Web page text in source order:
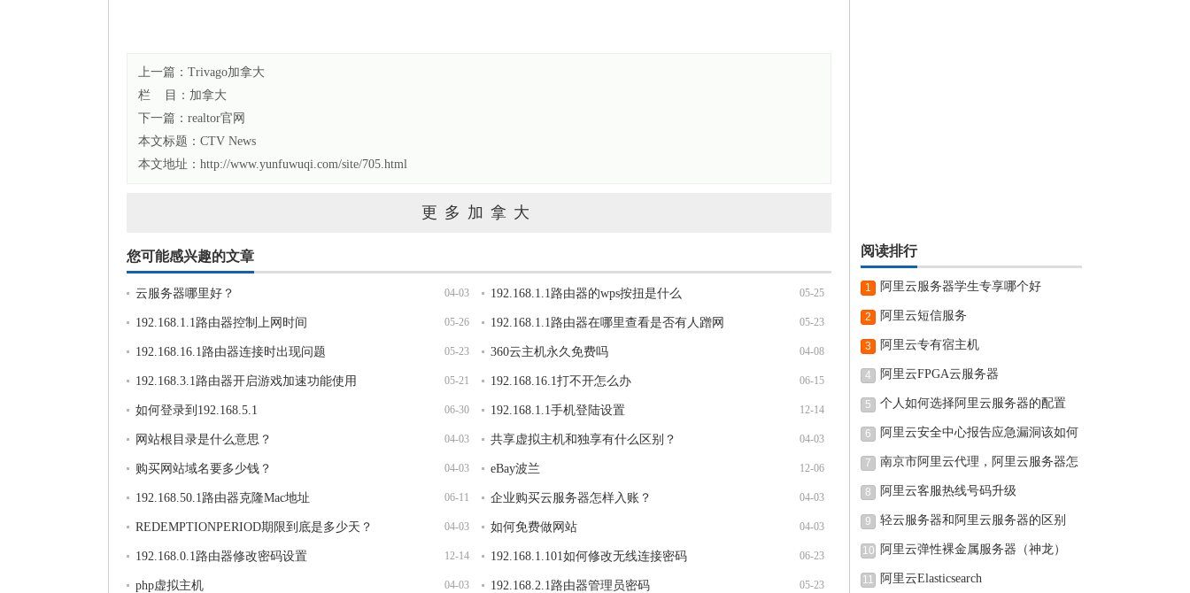
上一篇： Trivago加拿大
栏 目： 加拿大
下一篇： realtor官网
本文标题： CTV News
本文地址：http://www.yunfuwuqi.com/site/705.html
更多加拿大
您可能感兴趣的文章
04-03
云服务器哪里好？ 05-25
192.168.1.1路由器的wps按扭是什么
05-26
192.168.1.1路由器控制上网时间 05-23
192.168.1.1路由器在哪里查看是否有人蹭网
05-23
192.168.16.1路由器连接时出现问题 04-08
360云主机永久免费吗
05-21
192.168.3.1路由器开启游戏加速功能使用 06-15
192.168.16.1打不开怎么办
06-30
如何登录到192.168.5.1 12-14
192.168.1.1手机登陆设置
04-03
网站根目录是什么意思？ 04-03
共享虚拟主机和独享有什么区别？
04-03
购买网站域名要多少钱？ 12-06
eBay波兰
06-11
192.168.50.1路由器克隆Mac地址 04-03
企业购买云服务器怎样入账？
04-03
REDEMPTIONPERIOD期限到底是多少天？ 04-03
如何免费做网站
12-14
192.168.0.1路由器修改密码设置 06-23
192.168.1.101如何修改无线连接密码
04-03
php虚拟主机 05-23
192.168.2.1路由器管理员密码
阅读排行
1 阿里云服务器学生专享哪个好
2 阿里云短信服务
3 阿里云专有宿主机
4 阿里云FPGA云服务器
5 个人如何选择阿里云服务器的配置
6 阿里云安全中心报告应急漏洞该如何
7 南京市阿里云代理，阿里云服务器怎
8 阿里云客服热线号码升级
9 轻云服务器和阿里云服务器的区别
10 阿里云弹性裸金属服务器（神龙）
11 阿里云Elasticsearch